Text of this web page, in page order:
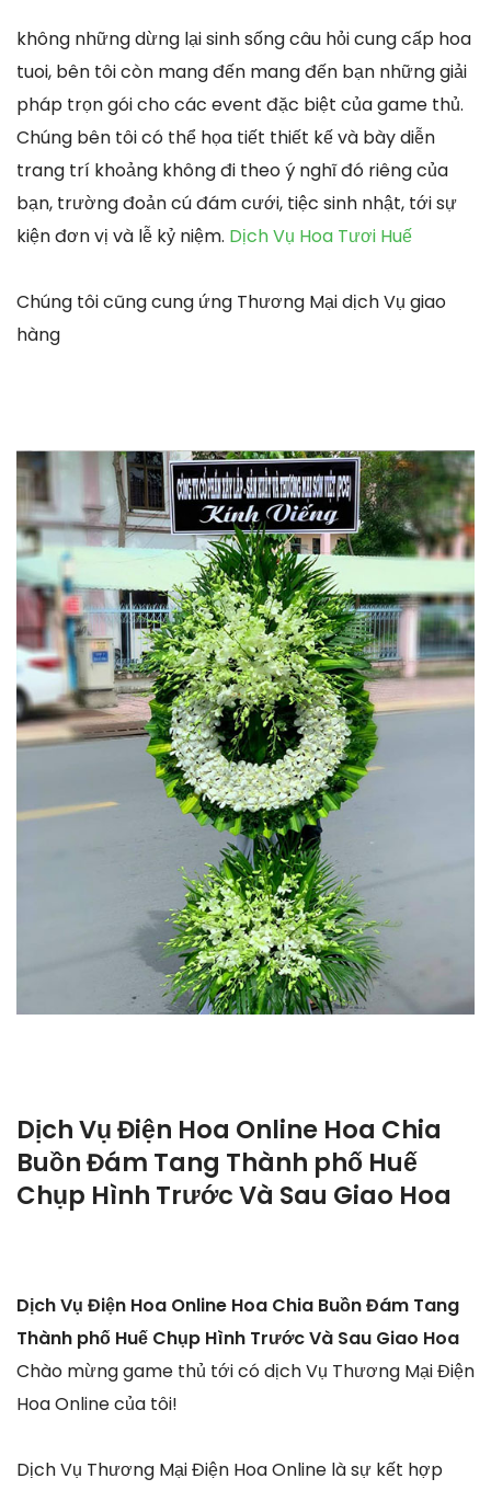
không những dừng lại sinh sống câu hỏi cung cấp hoa
tuoi, bên tôi còn mang đến mang đến bạn những giải
pháp trọn gói cho các event đặc biệt của game thủ.
Chúng bên tôi có thể họa tiết thiết kế và bày diễn
trang trí khoảng không đi theo ý nghĩ đó riêng của
bạn, trường đoản cú đám cưới, tiệc sinh nhật, tới sự
kiện đơn vị và lễ kỷ niệm. Dịch Vụ Hoa Tươi Huế
Chúng tôi cũng cung ứng Thương Mại dịch Vụ giao
hàng
Dịch Vụ Điện Hoa Online Hoa Chia
Buồn Đám Tang Thành phố Huế
Chụp Hình Trước Và Sau Giao Hoa
Dịch Vụ Điện Hoa Online Hoa Chia Buồn Đám Tang
Thành phố Huế Chụp Hình Trước Và Sau Giao Hoa
Chào mừng game thủ tới có dịch Vụ Thương Mại Điện
Hoa Online của tôi!
Dịch Vụ Thương Mại Điện Hoa Online là sự kết hợp